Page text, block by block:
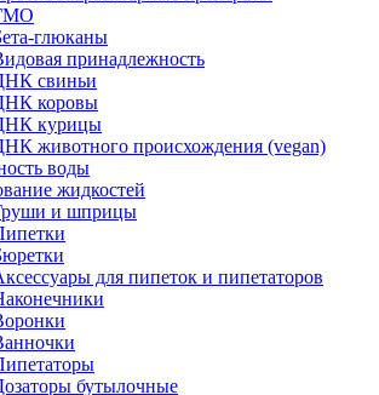
глюканы
принадлежность
свиньи
коровы
курицы
животного происхождения (vegan)
воды
жидкостей
и шприцы
для пипеток и пипетаторов
бутылочные